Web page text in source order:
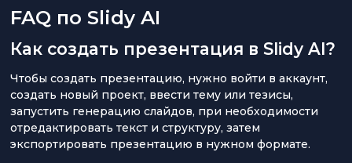
FAQ по Slidy AI
Как создать презентация в Slidy AI?
Чтобы создать презентацию, нужно войти в аккаунт,
создать новый проект, ввести тему или тезисы,
запустить генерацию слайдов, при необходимости
отредактировать текст и структуру, затем
экспортировать презентацию в нужном формате.